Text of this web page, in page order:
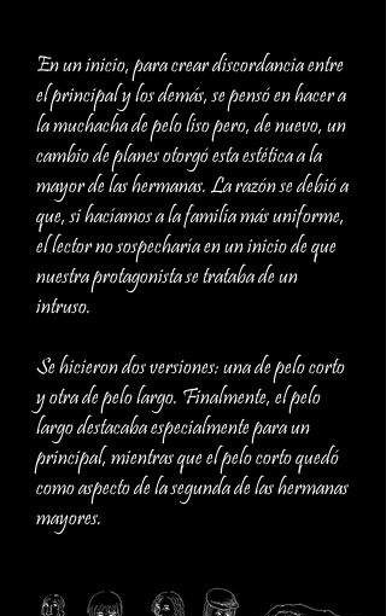
En un inicio, para crear discordancia entre
el principal y los demás, se pensó en hacer a
la muchacha de pelo liso pero, de nuevo, un
cambio de planes otorgó esta estética a la
mayor de las hermanas. La razón se debió a
que, si hacíamos a la familia más uniforme,
el lector no sospecharía en un inicio de que
nuestra protagonista se trataba de un
intruso.
Se hicieron dos versiones: una de pelo corto
y otra de pelo largo. Finalmente, el pelo
largo destacaba especialmente para un
principal, mientras que el pelo corto quedó
como aspecto de la segunda de las hermanas
mayores.